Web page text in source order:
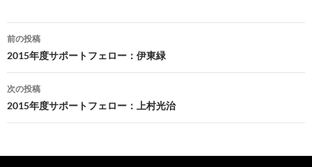
投
稿
ナ
ビ
ゲ
ー
前の投稿
2015年度サポートフェロー：伊東緑
次の投稿
2015年度サポートフェロー：上村光治